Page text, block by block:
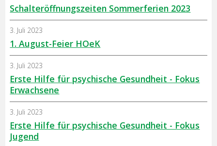
Schalteröffnungszeiten Sommerferien 2023
1. August-Feier HOeK
3. Juli 2023
Erste Hilfe für psychische Gesundheit - Fokus
Erwachsene
3. Juli 2023
Erste Hilfe für psychische Gesundheit - Fokus
Jugend
3. Juli 2023